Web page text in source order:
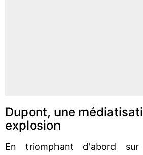
Dupont, une
explosion
En triomphant d'abord